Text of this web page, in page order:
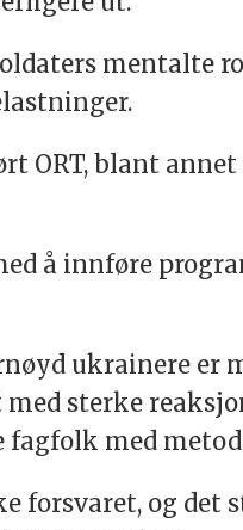
mentalte
ORT, blant
å innføre
ukrainere er
sterke
med
forsvaret, og det